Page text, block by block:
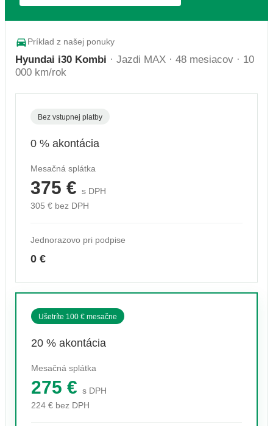
Príklad z našej ponuky
Hyundai i30 Kombi · Jazdi MAX · 48 mesiacov · 10
000 km/rok
Bez vstupnej platby
0 % akontácia
Mesačná splátka
375 € s DPH
305 € bez DPH
Jednorazovo pri podpise
0 €
Ušetríte 100 € mesačne
20 % akontácia
Mesačná splátka
275 € s DPH
224 € bez DPH